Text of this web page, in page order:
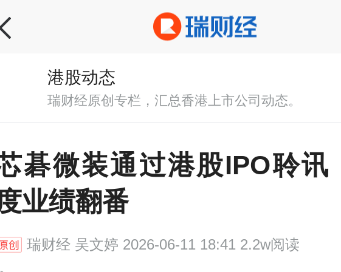
港股动态
瑞财经原创专栏，汇总香港上市公司动态。
碁微装通过港股IPO聆讯
业绩翻番
瑞财经 吴文婷 2026-06-11 18:41 2.2w阅读